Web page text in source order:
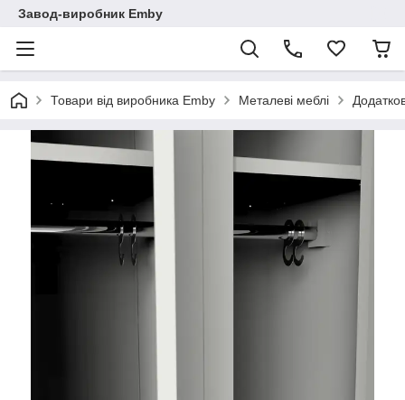
Завод-виробник Emby
Товари від виробника Emby Металеві меблі